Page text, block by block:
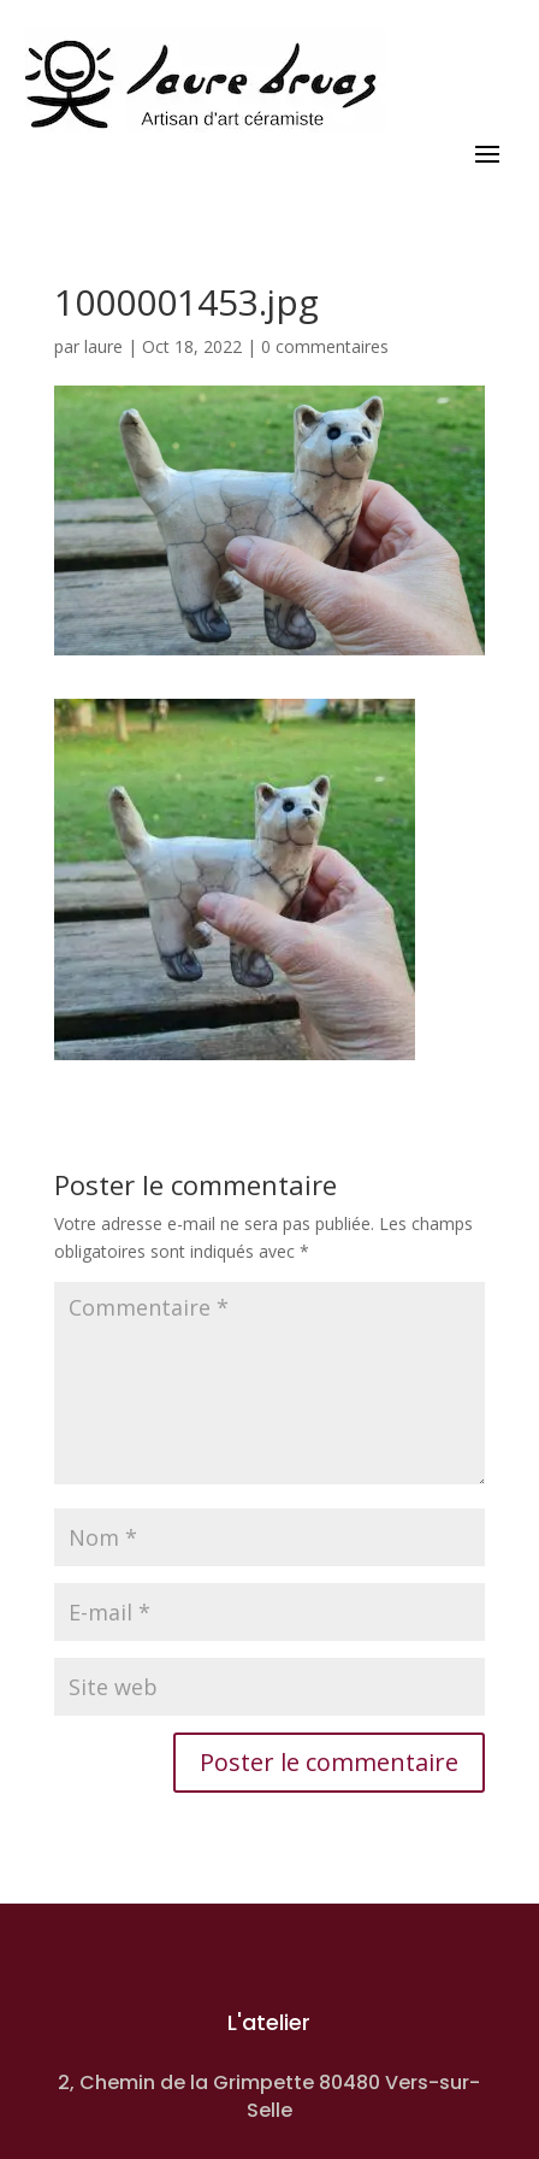
1000001453.jpg
par laure | Oct 18, 2022| 0 commentaires
Poster le commentaire
Votre adresse e-mail ne sera pas publiée. Les champs
obligatoires sont indiqués avec *
L'atelier
2, Chemin de la Grimpette 80480 Vers-sur-
Selle